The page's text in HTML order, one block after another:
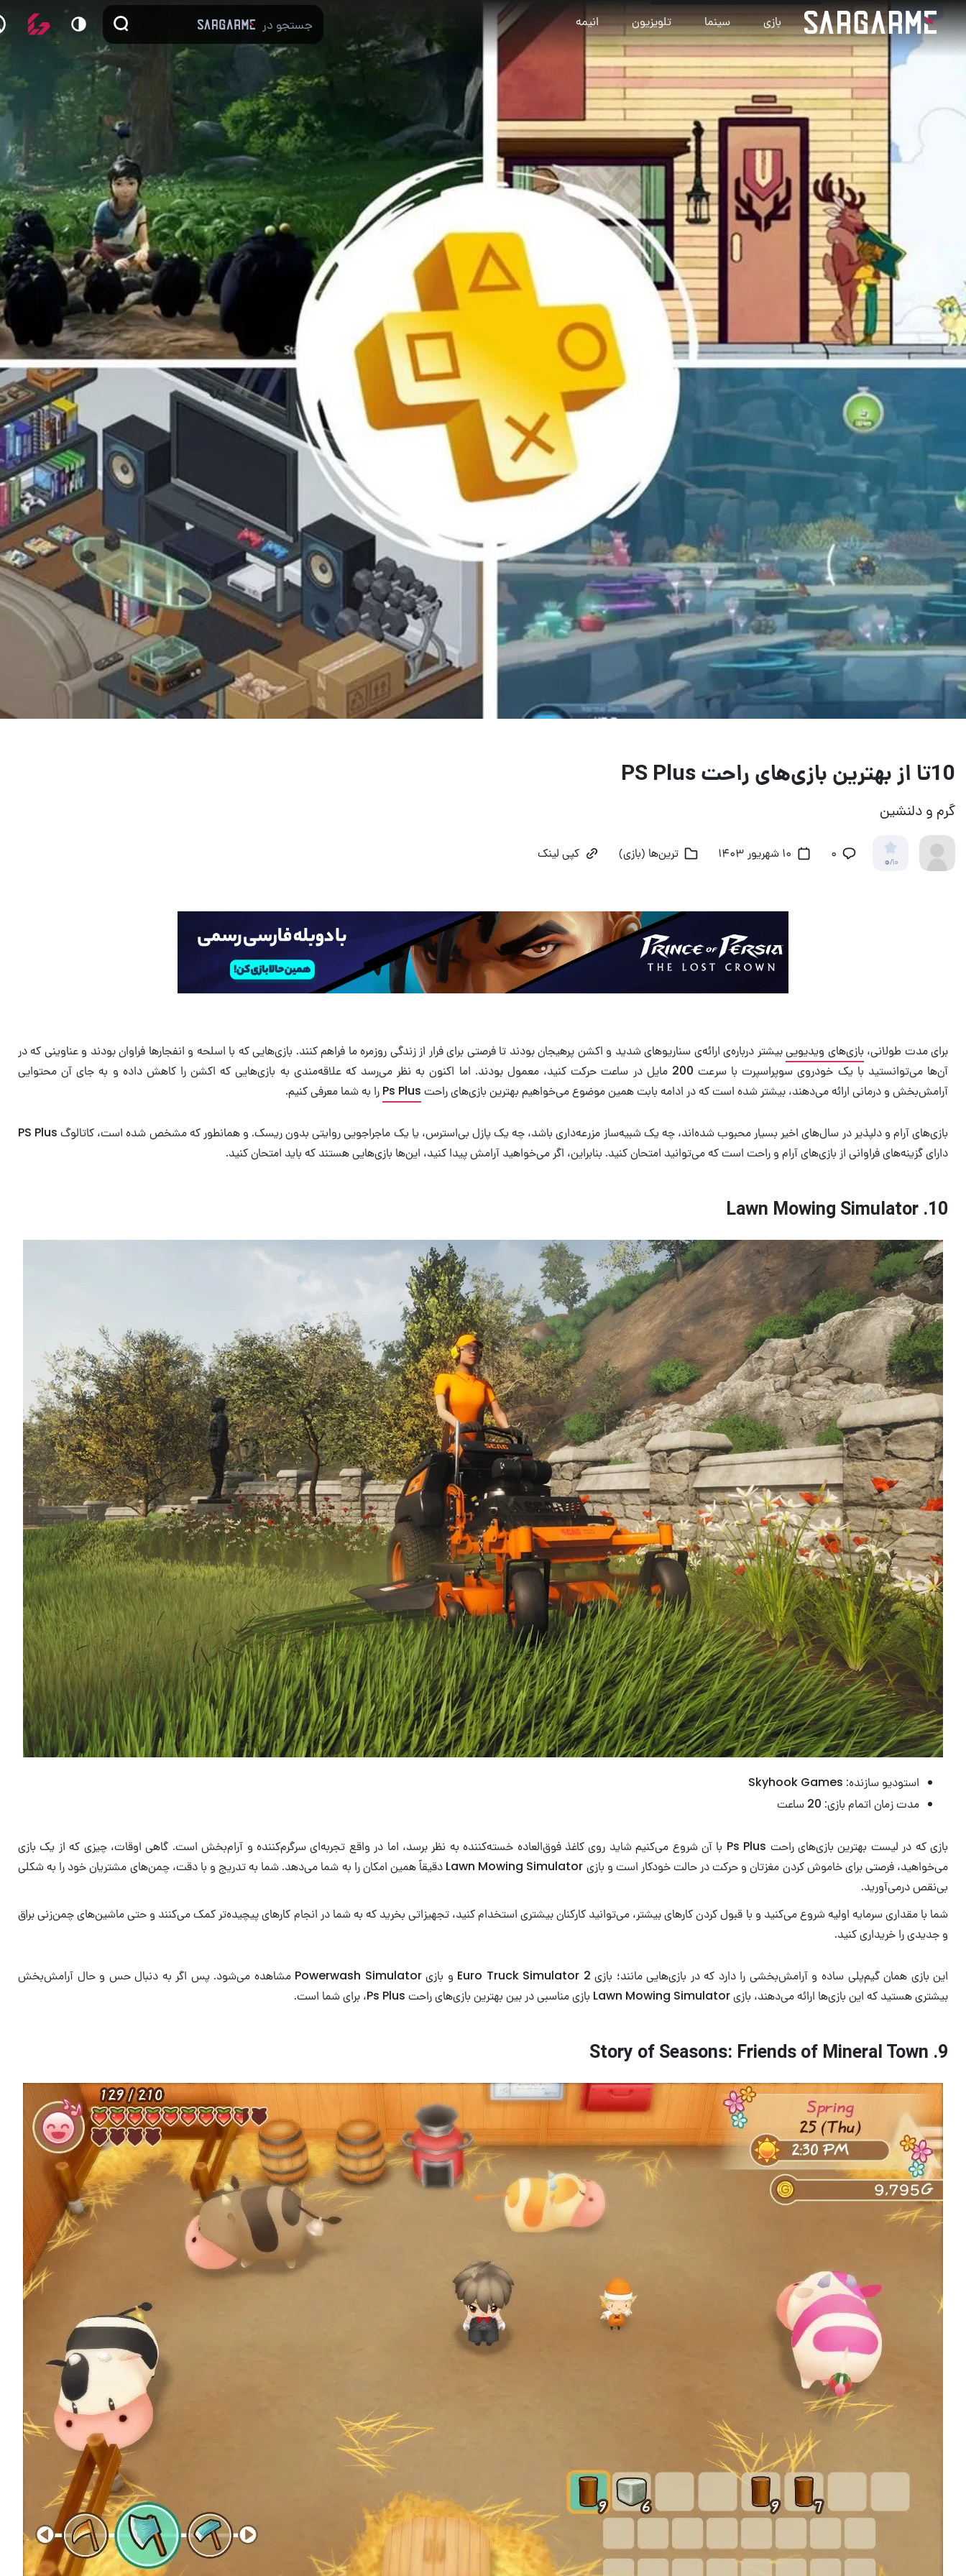
بازی سینما تلویزیون انیمه
10تا از بهترین بازی‌های راحت PS Plus
گرم و دلنشین
0/10 ۰ 10 شهریور 1403 ترین‌ها (بازی) کپی لینک
برای مدت طولانی، بازی‌های ویدیوییبیشتر درباره‌ی ارائه‌ی سناریوهای شدید و اکشن پرهیجان بودند تا فرصتی برای فرار از زندگی روزمره‌ ما فراهم کنند. بازی‌هایی که با اسلحه و انفجارها فراوان بودند و عناوینی که در
آن‌ها می‌توانستید با یک خودروی سوپراسپرت با سرعت 200 مایل در ساعت حرکت کنید، معمول بودند. اما اکنون به نظر می‌رسد که علاقه‌مندی به بازی‌هایی که اکشن را کاهش داده و به جای آن محتوایی
آرامش‌بخش و درمانی ارائه می‌دهند، بیشتر شده است که در ادامه بابت همین موضوع می‌خواهیم بهترین بازی‌های راحت Ps Plus را به شما معرفی کنیم.
بازی‌های آرام و دلپذیر در سال‌های اخیر بسیار محبوب شده‌اند، چه یک شبیه‌ساز مزرعه‌داری باشد، چه یک پازل بی‌استرس، یا یک ماجراجویی روایتی بدون ریسک. و همانطور که مشخص شده است، کاتالوگ PS Plus
دارای گزینه‌های فراوانی از بازی‌های آرام و راحت است که می‌توانید امتحان کنید. بنابراین، اگر می‌خواهید آرامش پیدا کنید، این‌ها بازی‌هایی هستند که باید امتحان کنید.
10. Lawn Mowing Simulator
استودیو سازنده: Skyhook Games
مدت زمان اتمام بازی: 20 ساعت
بازی‌ که در لیست بهترین بازی‌های راحت Ps Plus با آن شروع می‌کنیم شاید روی کاغذ فوق‌العاده خسته‌کننده به نظر برسد، اما در واقع تجربه‌ای سرگرم‌کننده و آرام‌بخش است. گاهی اوقات، چیزی که از یک بازی
می‌خواهید، فرصتی برای خاموش کردن مغزتان و حرکت در حالت خودکار است و بازی Lawn Mowing Simulator دقیقاً همین امکان را به شما می‌دهد. شما به تدریج و با دقت، چمن‌های مشتریان خود را به شکلی
بی‌نقص درمی‌آورید.
شما با مقداری سرمایه اولیه شروع می‌کنید و با قبول کردن کارهای بیشتر، می‌توانید کارکنان بیشتری استخدام کنید، تجهیزاتی بخرید که به شما در انجام کارهای پیچیده‌تر کمک می‌کنند و حتی ماشین‌های چمن‌زنی براق
و جدیدی را خریداری کنید.
این بازی همان گیم‌پلی ساده و آرامش‌بخشی را دارد که در بازی‌هایی مانند؛ بازی Euro Truck Simulator 2 و بازی Powerwash Simulator مشاهده می‌شود. پس اگر به دنبال حس و حال آرامش‌بخش
بیشتری هستید که این بازی‌ها ارائه می‌دهند، بازی Lawn Mowing Simulator بازی مناسبی در بین بهترین بازی‌های راحت Ps Plus، برای شما است.
9. Story of Seasons: Friends of Mineral Town